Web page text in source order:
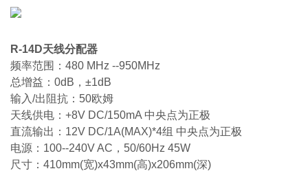
R-14D天线分配器
频率范围：480 MHz --950MHz
总增益：0dB，±1dB
输入/出阻抗：50欧姆
天线供电：+8V DC/150mA 中央点为正极
直流输出：12V DC/1A(MAX)*4组 中央点为正极
电源：100--240V AC，50/60Hz 45W
尺寸：410mm(宽)x43mm(高)x206mm(深)